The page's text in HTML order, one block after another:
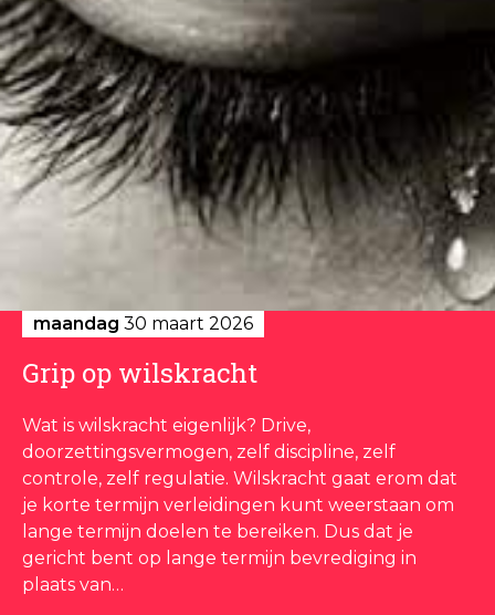
maandag 30 maart 2026
Grip op wilskracht
Wat is wilskracht eigenlijk? Drive,
doorzettingsvermogen, zelf discipline, zelf
controle, zelf regulatie. Wilskracht gaat erom dat
je korte termijn verleidingen kunt weerstaan om
lange termijn doelen te bereiken. Dus dat je
gericht bent op lange termijn bevrediging in
plaats van…